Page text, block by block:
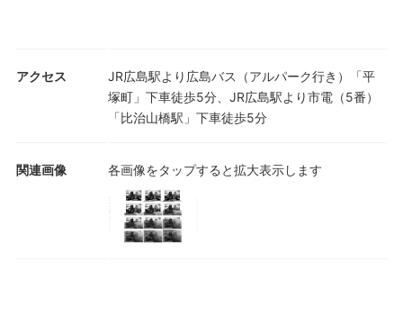
アクセス
JR広島駅より広島バス（アルパーク行き）「平
塚町」下車徒歩5分、JR広島駅より市電（5番）
「比治山橋駅」下車徒歩5分
関連画像 各画像をタップすると拡大表示します